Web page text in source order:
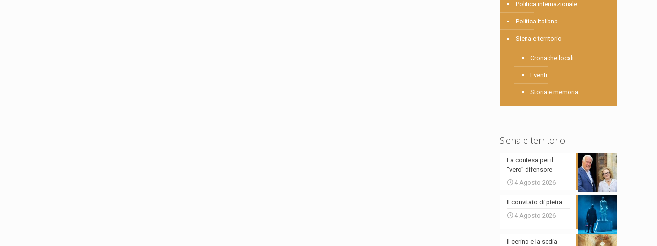
Politica internazionale
Politica Italiana
Siena e territorio
Cronache locali
Eventi
Storia e memoria
Siena e territorio:
La contesa per il
“vero” difensore
4 Agosto 2026
Il convitato di pietra
4 Agosto 2026
Il cerino e la sedia